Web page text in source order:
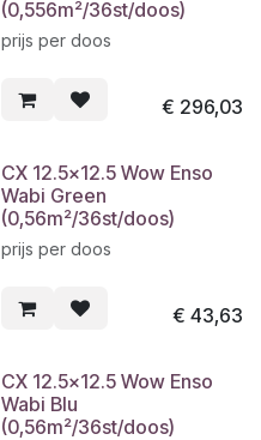
(0,556m²/36st/doos)
prijs per doos
€ 296,03
CX 12.5x12.5 Wow Enso
Wabi Green
(0,56m²/36st/doos)
prijs per doos
€ 43,63
CX 12.5x12.5 Wow Enso
Wabi Blu
(0,56m²/36st/doos)